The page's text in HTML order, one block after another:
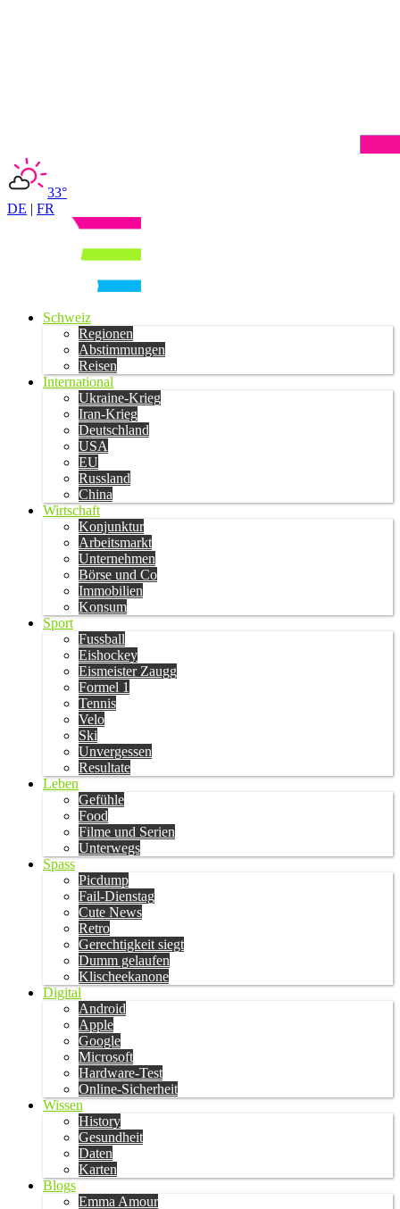
33°
DE | FR
Schweiz
Regionen
Abstimmungen
Reisen
International
Ukraine-Krieg
Iran-Krieg
Deutschland
USA
EU
Russland
China
Wirtschaft
Konjunktur
Arbeitsmarkt
Unternehmen
Börse und Co
Immobilien
Konsum
Sport
Fussball
Eishockey
Eismeister Zaugg
Formel 1
Tennis
Velo
Ski
Unvergessen
Resultate
Leben
Gefühle
Food
Filme und Serien
Unterwegs
Spass
Picdump
Fail-Dienstag
Cute News
Retro
Gerechtigkeit siegt
Dumm gelaufen
Klischeekanone
Digital
Android
Apple
Google
Microsoft
Hardware-Test
Online-Sicherheit
Wissen
History
Gesundheit
Daten
Karten
Blogs
Emma Amour